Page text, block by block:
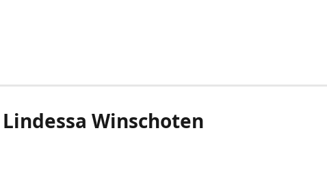
Lindessa Winschoten